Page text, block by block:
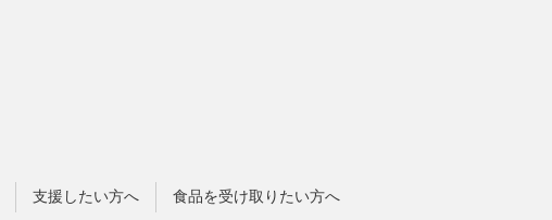
支援したい方へ 食品を受け取りたい方へ